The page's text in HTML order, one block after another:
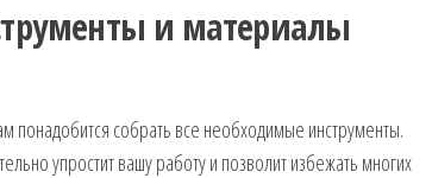
и материалы
понадобится собрать все необходимые инструменты.
упростит вашу работу и позволит избежать многих